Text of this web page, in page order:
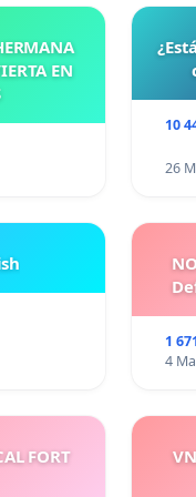
EN
10
26
1
4
FORT